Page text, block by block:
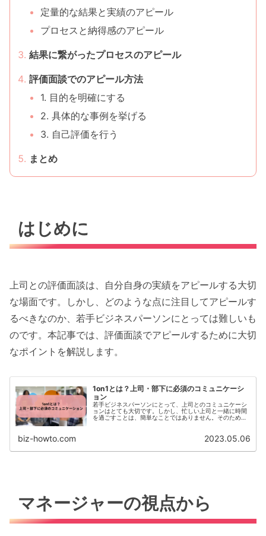
定量的な結果と実績のアピール
プロセスと納得感のアピール
結果に繋がったプロセスのアピール
評価面談でのアピール方法
1. 目的を明確にする
2. 具体的な事例を挙げる
3. 自己評価を行う
まとめ
はじめに
上司との評価面談は、自分自身の実績をアピールする大切
な場面です。しかし、どのような点に注目してアピールす
るべきなのか、若手ビジネスパーソンにとっては難しいも
のです。本記事では、評価面談でアピールするために大切
なポイントを解説します。
1on1とは？上司・部下に必須のコミュニケーシ
ョン
若手ビジネスパーソンにとって、上司とのコミュニケーシ
ョンはとても大切です。しかし、忙しい上司と一緒に時間
を過ごすことは、簡単なことではありません。そのため、
biz-howto.com 2023.05.06
マネージャーの視点から